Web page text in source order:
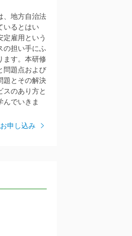
、地方自治法
いるとはい
定雇用という
の担い手にふ
ます。本研修
問題点および
題とその解決
のあり方と
んでいきま
申し込み